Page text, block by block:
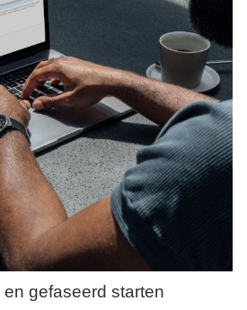
en gefaseerd starten